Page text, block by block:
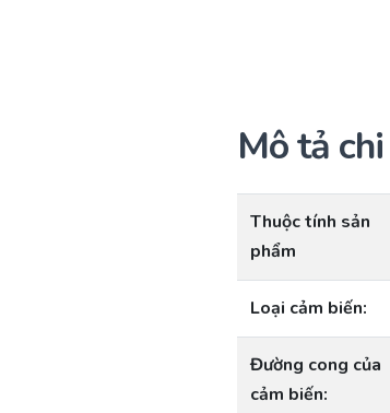
Mô tả
Thuộc tính sản
phẩm
Loại cảm biến:
Đường cong của
cảm biến: